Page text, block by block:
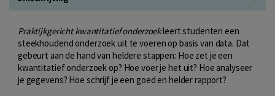
Praktijkgericht kwantitatief onderzoekleert studenten een
steekhoudend onderzoek uit te voeren op basis van data. Dat
gebeurt aan de hand van heldere stappen: Hoe zet je een
kwantitatief onderzoek op? Hoe voer je het uit? Hoe analyseer
je gegevens? Hoe schrijf je een goed en helder rapport?